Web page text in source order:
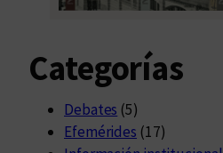
Categorías
Debates (5)
Efemérides (17)